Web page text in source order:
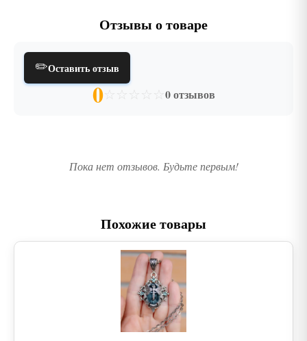
Отзывы о товаре
✏️Оставить отзыв
0☆ ☆ ☆ ☆ ☆ 0 отзывов
Пока нет отзывов. Будьте первым!
Похожие товары